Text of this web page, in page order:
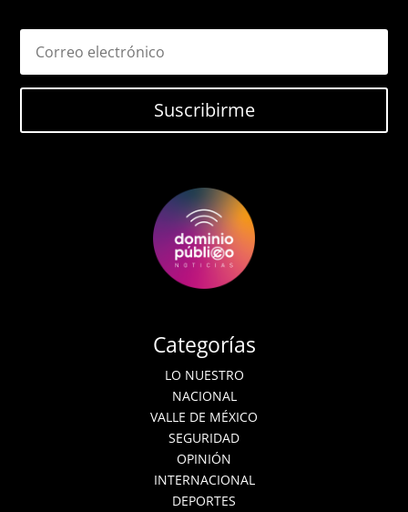
Suscribirme
Categorías
LO NUESTRO
NACIONAL
VALLE DE MÉXICO
SEGURIDAD
OPINIÓN
INTERNACIONAL
DEPORTES